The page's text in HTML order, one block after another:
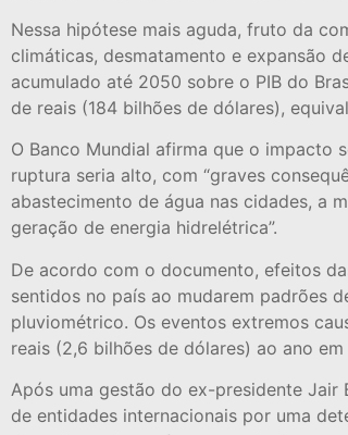
Nessa hipótese mais aguda, fruto da
climáticas, desmatamento e expansão
acumulado até 2050 sobre o PIB do
de reais (184 bilhões de dólares),
O Banco Mundial afirma que o impacto
ruptura seria alto, com “graves
abastecimento de água nas cidades, a
geração de energia hidrelétrica”.
De acordo com o documento, efeitos
sentidos no país ao mudarem padrões
pluviométrico. Os eventos extremos
reais (2,6 bilhões de dólares) ao ano
Após uma gestão do ex-presidente Jair
de entidades internacionais por uma